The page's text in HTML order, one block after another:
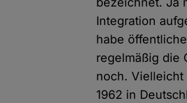
Integration
habe
regelmäßig die
noch.
1962 in